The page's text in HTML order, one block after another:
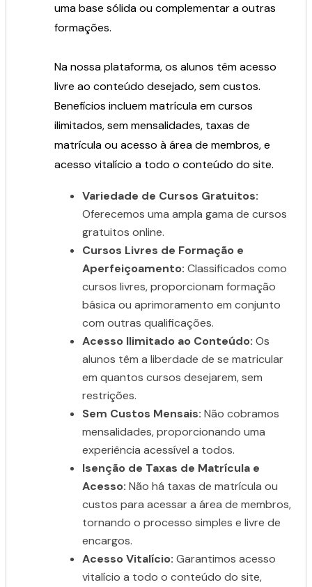
uma base sólida ou complementar a outras
formações.
Na nossa plataforma, os alunos têm acesso
livre ao conteúdo desejado, sem custos.
Benefícios incluem matrícula em cursos
ilimitados, sem mensalidades, taxas de
matrícula ou acesso à área de membros, e
acesso vitalício a todo o conteúdo do site.
Variedade de Cursos Gratuitos:
Oferecemos uma ampla gama de cursos
gratuitos online.
Cursos Livres de Formação e
Aperfeiçoamento: Classificados como
cursos livres, proporcionam formação
básica ou aprimoramento em conjunto
com outras qualificações.
Acesso Ilimitado ao Conteúdo: Os
alunos têm a liberdade de se matricular
em quantos cursos desejarem, sem
restrições.
Sem Custos Mensais: Não cobramos
mensalidades, proporcionando uma
experiência acessível a todos.
Isenção de Taxas de Matrícula e
Acesso: Não há taxas de matrícula ou
custos para acessar a área de membros,
tornando o processo simples e livre de
encargos.
Acesso Vitalício: Garantimos acesso
vitalício a todo o conteúdo do site,